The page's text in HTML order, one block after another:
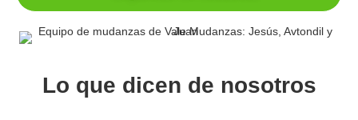
Lo que dicen de nosotros